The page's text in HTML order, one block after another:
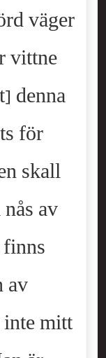
väger
vittne
denna
för
skall
av
av
mitt